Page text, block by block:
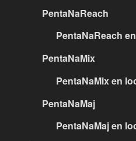
PentaNaReach
PentaNaReach
PentaNaMix
PentaNaMix en
PentaNaMaj
PentaNaMaj en